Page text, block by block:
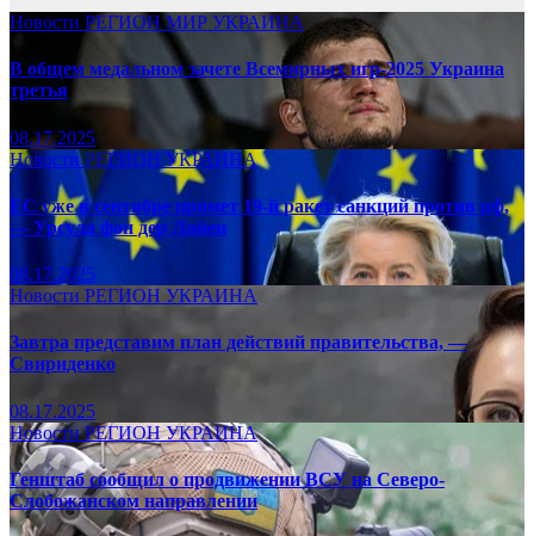
Новости РЕГИОНМИР УКРАИНА
В общем медальном зачете Всемирных игр-2025 Украина
третья
08.17.2025
НовостиРЕГИОНУКРАИНА
ЕС уже в сентябре примет 19-й ракет санкций против рф,
— Урсула фон дер Ляйен
08.17.2025
Новости РЕГИОН УКРАИНА
Завтра представим план действий правительства, —
Свириденко
08.17.2025
НовостиРЕГИОНУКРАИНА
Генштаб сообщил о продвижении ВСУ на Северо-
Слобожанском направлении